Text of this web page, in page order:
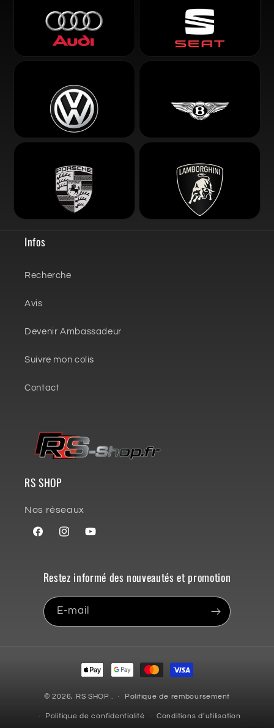
Infos
Recherche
Avis
Devenir Ambassadeur
Suivre mon colis
Contact
RS SHOP
Nos réseaux
FacebookInstagramYouTube
Restez informé des nouveautés et promotion
E-mail
Moyens
de
paiement
© 2026, RS SHOP Politique de remboursement
Politique de confidentialité Conditions d’utilisation